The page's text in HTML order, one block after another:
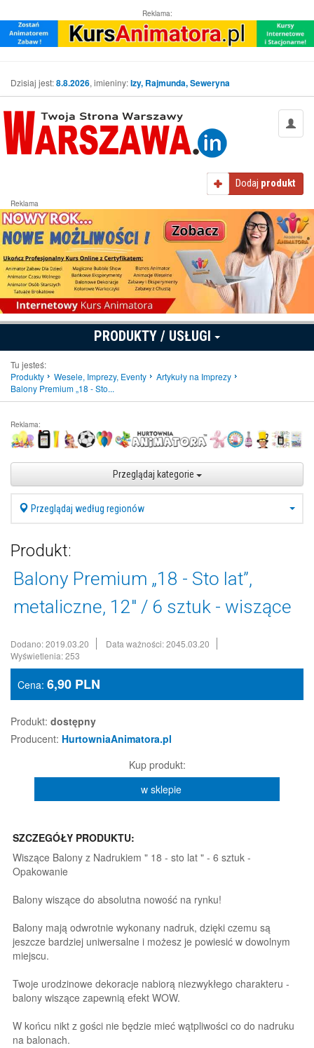
Reklama:
Dzisiaj jest:8.8.2026, imieniny:Izy, Rajmunda, Seweryna
Dodaj produkt
Reklama
PRODUKTY / USŁUGI
Tu jesteś:
Produkty
Wesele, Imprezy, Eventy
Artykuły na Imprezy
Balony Premium „18 - Sto...
Reklama:
Przeglądaj kategorie
Przeglądaj według regionów
Produkt:
Balony Premium „18 - Sto lat”,
metaliczne, 12" / 6 sztuk - wiszące
Dodano: 2019.03.20
Data ważności: 2045.03.20
Wyświetlenia: 253
Cena: 6,90 PLN
Produkt: dostępny
Producent: HurtowniaAnimatora.pl
Kup produkt:
w sklepie
SZCZEGÓŁY PRODUKTU:
Wiszące Balony z Nadrukiem " 18 - sto lat " - 6 sztuk -
Opakowanie
Balony wiszące do absolutna nowość na rynku!
Balony mają odwrotnie wykonany nadruk, dzięki czemu są
jeszcze bardziej uniwersalne i możesz je powiesić w dowolnym
miejscu.
Twoje urodzinowe dekoracje nabiorą niezwykłego charakteru -
balony wiszące zapewnią efekt WOW.
W końcu nikt z gości nie będzie mieć wątpliwości co do nadruku
na balonach.